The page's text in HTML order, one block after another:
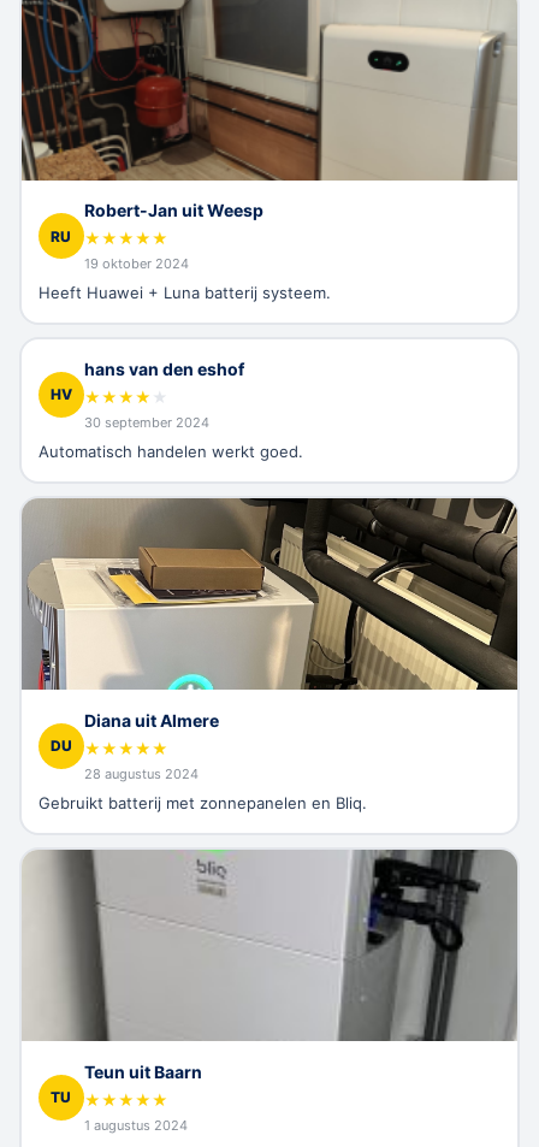
RU
Robert-Jan uit Weesp
★★★★★
19 oktober 2024
Heeft Huawei + Luna batterij systeem.
HV
hans van den eshof
★★★★ ★
30 september 2024
Automatisch handelen werkt goed.
DU
Diana uit Almere
★★★★★
28 augustus 2024
Gebruikt batterij met zonnepanelen en Bliq.
TU
Teun uit Baarn
★★★★★
1 augustus 2024